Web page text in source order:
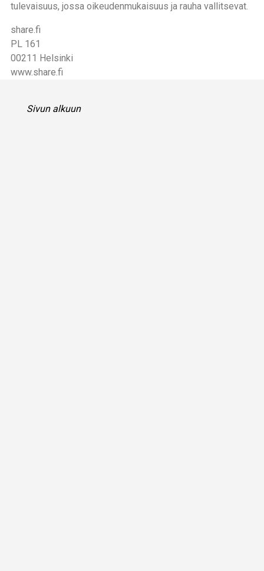
tulevaisuus, jossa oikeudenmukaisuus ja rauha vallitsevat.
share.fi
PL 161
00211 Helsinki
www.share.fi
Sivun alkuun